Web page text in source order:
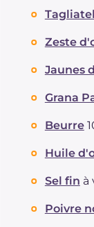
Dont sucres
Protéine
dont acides
Fibre
Sodium
Zeste
Jaunes
Grana
Beurre
Huile
Sel fin à
Poivre